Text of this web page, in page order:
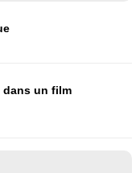
dans un film